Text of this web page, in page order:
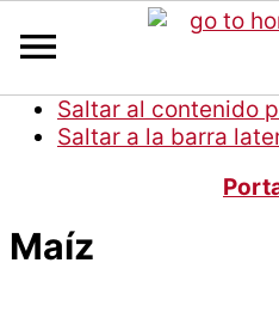
Saltar al contenido
Saltar a la barra
Maíz